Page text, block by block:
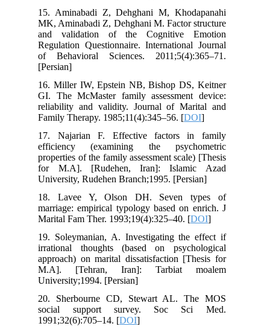
15. Aminabadi Z, Dehghani M, Khodapanahi
MK, Aminabadi Z, Dehghani M. Factor structure
and validation of the Cognitive Emotion
Regulation Questionnaire. International Journal
of Behavioral Sciences. 2011;5(4):365–71.
[Persian]
16. Miller IW, Epstein NB, Bishop DS, Keitner
GI. The McMaster family assessment device:
reliability and validity. Journal of Marital and
Family Therapy. 1985;11(4):345–56. [DOI
17. Najarian F. Effective factors in family
efficiency (examining the psychometric
properties of the family assessment scale) [Thesis
for M.A]. [Rudehen, Iran]: Islamic Azad
University, Rudehen Branch;1995. [Persian]
18. Lavee Y, Olson DH. Seven types of
marriage: empirical typology based on enrich. J
Marital Fam Ther. 1993;19(4):325–40. [DOI
19. Soleymanian, A. Investigating the effect if
irrational thoughts (based on psychological
approach) on marital dissatisfaction [Thesis for
M.A]. [Tehran, Iran]: Tarbiat moalem
University;1994. [Persian]
20. Sherbourne CD, Stewart AL. The MOS
social support survey. Soc Sci Med.
1991;32(6):705–14. [DOI